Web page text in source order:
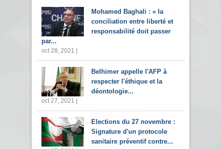
Mohamed Baghali : « la
conciliation entre liberté et
responsabilité doit passer
par...
oct 28, 2021 |
Belhimer appelle l'AFP à
respecter l'éthique et la
déontologie...
oct 27, 2021 |
Elections du 27 novembre :
Signature d'un protocole
sanitaire préventif contre...